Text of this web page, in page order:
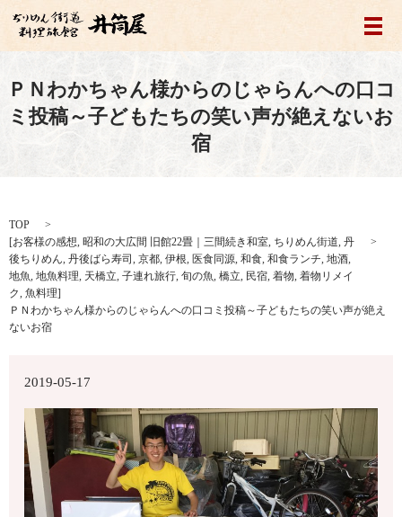
メ
ＰＮわかちゃん様からのじゃらんへの口コ
ミ投稿～子どもたちの笑い声が絶えないお
宿
TOP
[お客様の感想, 昭和の大広間 旧館22畳｜三間続き和室, ちりめん街道, 丹
後ちりめん, 丹後ばら寿司 , 京都, 伊根, 医食同源, 和食, 和食ランチ, 地酒,
地魚, 地魚料理, 天橋立, 子連れ旅行, 旬の魚, 橋立, 民宿, 着物, 着物リメイ
ク, 魚料理]
ＰＮわかちゃん様からのじゃらんへの口コミ投稿～子どもたちの笑い声が絶え
ないお宿
2019-05-17